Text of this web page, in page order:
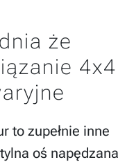
że
4x4
to zupełnie inne
oś napędzana